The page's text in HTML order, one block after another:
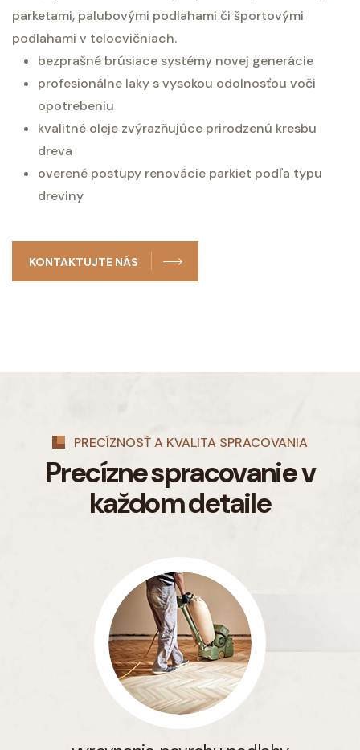
parketami, palubovými podlahami či športovými
podlahami v telocvičniach.
bezprašné brúsiace systémy novej generácie
profesionálne laky s vysokou odolnosťou voči
opotrebeniu
kvalitné oleje zvýrazňujúce prirodzenú kresbu
dreva
overené postupy renovácie parkiet podľa typu
dreviny
KONTAKTUJTE NÁS
PRECÍZNOSŤ A KVALITA SPRACOVANIA
Precízne spracovaniev
každom detaile